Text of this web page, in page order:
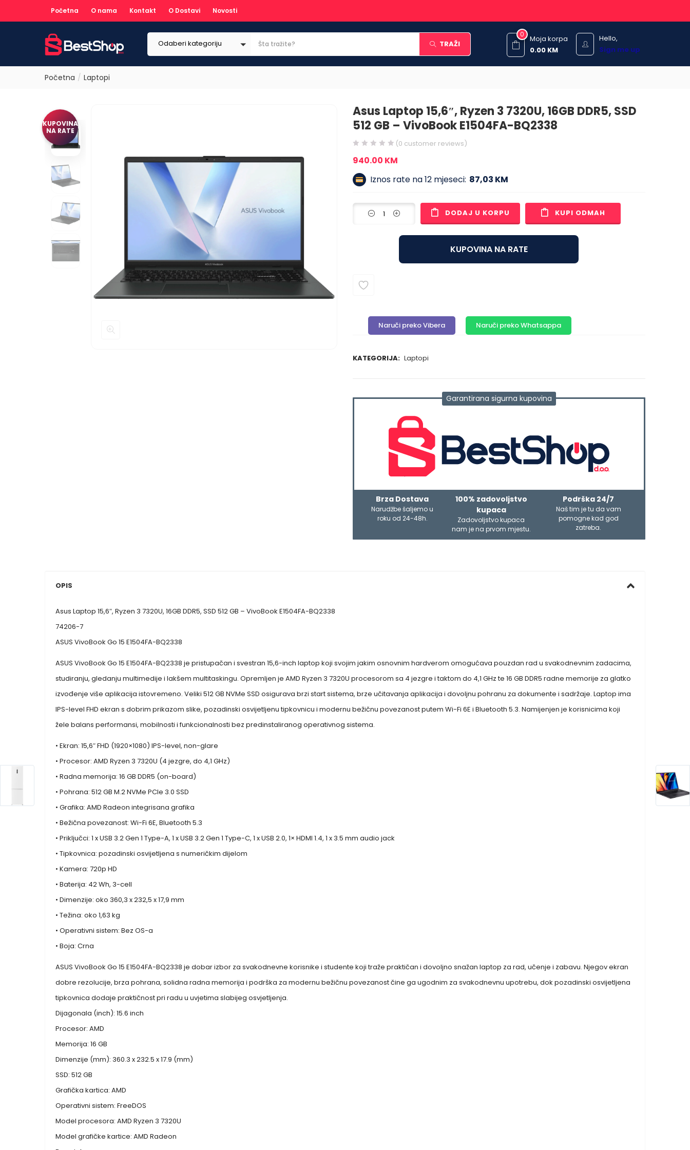
Početna O nama Kontakt O Dostavi Novosti
Odaberi kategoriju TRAŽI
Hello,
Sign me up
0
Moja korpa
0.00 KM
Početna Laptopi
KUPOVINA
NA RATE
Asus Laptop 15,6″, Ryzen 3 7320U, 16GB DDR5, SSD
512 GB – VivoBook E1504FA-BQ2338
(0 customer reviews)
940.00 KM
Iznos rate na 12 mjeseci: 87,03 KM
DODAJ U KORPU KUPI ODMAH
KUPOVINA NA RATE
Naruči preko Vibera Naruči preko Whatsappa
KATEGORIJA: Laptopi
Garantirana sigurna kupovina
Brza Dostava
Narudžbe šaljemo u
roku od 24-48h.
100% zadovoljstvo
kupaca
Zadovoljstvo kupaca
nam je na prvom mjestu.
Podrška 24/7
Naš tim je tu da vam
pomogne kad god
zatreba.
OPIS
Asus Laptop 15,6″, Ryzen 3 7320U, 16GB DDR5, SSD 512 GB – VivoBook E1504FA-BQ2338
74206-7
ASUS VivoBook Go 15 E1504FA-BQ2338
ASUS VivoBook Go 15 E1504FA-BQ2338 je pristupačan i svestran 15,6-inch laptop koji svojim jakim osnovnim hardverom omogućava pouzdan rad u svakodnevnim zadacima,
studiranju, gledanju multimedije i lakšem multitaskingu. Opremljen je AMD Ryzen 3 7320U procesorom sa 4 jezgre i taktom do 4,1 GHz te 16 GB DDR5 radne memorije za glatko
izvođenje više aplikacija istovremeno. Veliki 512 GB NVMe SSD osigurava brzi start sistema, brze učitavanja aplikacija i dovoljnu pohranu za dokumente i sadržaje. Laptop ima
IPS-level FHD ekran s dobrim prikazom slike, pozadinski osvijetljenu tipkovnicu i modernu bežičnu povezanost putem Wi-Fi 6E i Bluetooth 5.3. Namijenjen je korisnicima koji
žele balans performansi, mobilnosti i funkcionalnosti bez predinstaliranog operativnog sistema.
• Ekran: 15,6″ FHD (1920×1080) IPS-level, non-glare
• Procesor: AMD Ryzen 3 7320U (4 jezgre, do 4,1 GHz)
• Radna memorija: 16 GB DDR5 (on-board)
• Pohrana: 512 GB M.2 NVMe PCIe 3.0 SSD
• Grafika: AMD Radeon integrisana grafika
• Bežična povezanost: Wi-Fi 6E, Bluetooth 5.3
• Priključci: 1 x USB 3.2 Gen 1 Type-A, 1 x USB 3.2 Gen 1 Type-C, 1 x USB 2.0, 1× HDMI 1.4, 1 x 3.5 mm audio jack
• Tipkovnica: pozadinski osvijetljena s numeričkim dijelom
• Kamera: 720p HD
• Baterija: 42 Wh, 3-cell
• Dimenzije: oko 360,3 x 232,5 x 17,9 mm
• Težina: oko 1,63 kg
• Operativni sistem: Bez OS-a
• Boja: Crna
ASUS VivoBook Go 15 E1504FA-BQ2338 je dobar izbor za svakodnevne korisnike i studente koji traže praktičan i dovoljno snažan laptop za rad, učenje i zabavu. Njegov ekran
dobre rezolucije, brza pohrana, solidna radna memorija i podrška za modernu bežičnu povezanost čine ga ugodnim za svakodnevnu upotrebu, dok pozadinski osvijetljena
tipkovnica dodaje praktičnost pri radu u uvjetima slabijeg osvjetljenja.
Dijagonala (inch): 15.6 inch
Procesor: AMD
Memorija: 16 GB
Dimenzije (mm): 360.3 x 232.5 x 17.9 (mm)
SSD: 512 GB
Grafička kartica: AMD
Operativni sistem: FreeDOS
Model procesora: AMD Ryzen 3 7320U
Model grafičke kartice: AMD Radeon